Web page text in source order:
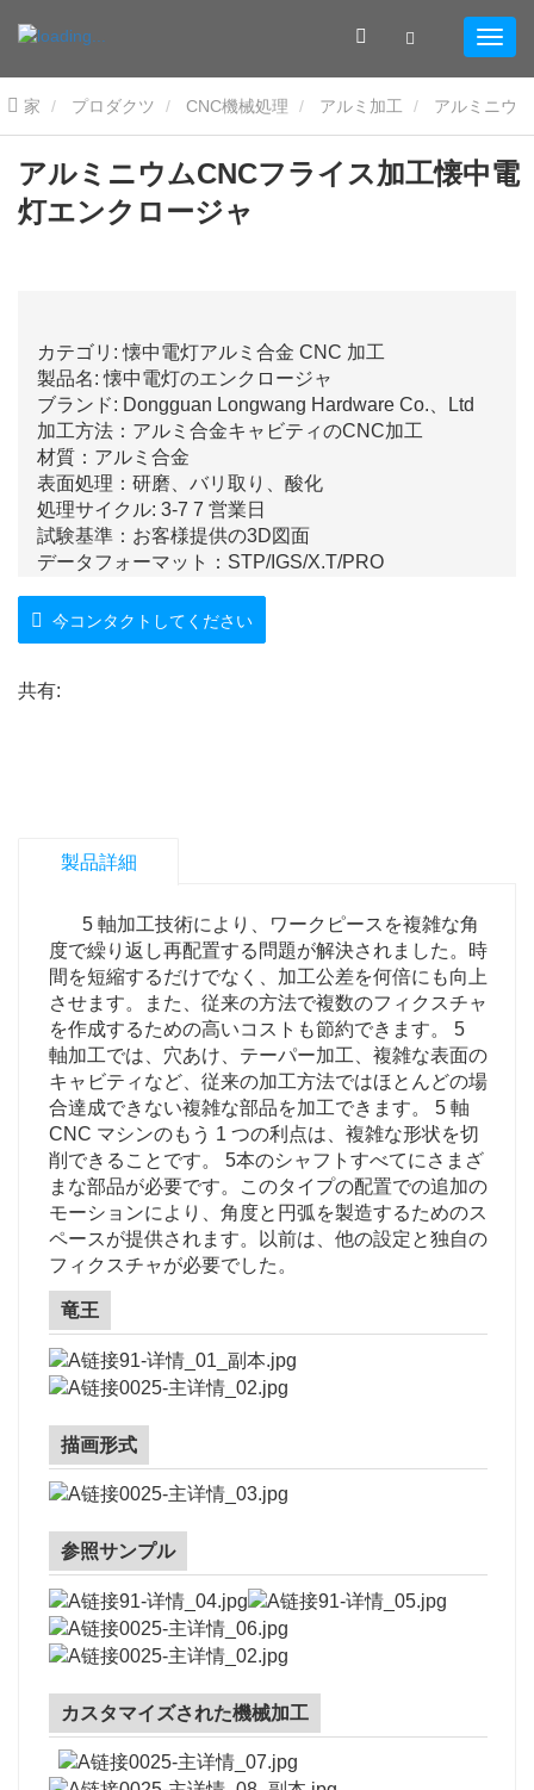
家 プロダクツ CNC機械処理 アルミ加工
ムCNCフライス加工懐中電灯エンクロージャ
アルミニウムCNCフライス加工懐中電
灯エンクロージャ
カテゴリ: 懐中電灯アルミ合金 CNC 加工
製品名: 懐中電灯のエンクロージャ
ブランド: Dongguan Longwang Hardware Co.、Ltd
加工方法：アルミ合金キャビティのCNC加工
材質：アルミ合金
表面処理：研磨、バリ取り、酸化
処理サイクル: 3-7 7 営業日
試験基準：お客様提供の3D図面
データフォーマット：STP/IGS/X.T/PRO
り。
今コンタクトしてください
共有:
製品詳細
5 軸加工技術により、ワークピースを複雑な角
度で繰り返し再配置する問題が解決されました。時
間を短縮するだけでなく、加工公差を何倍にも向上
させます。また、従来の方法で複数のフィクスチャ
を作成するための高いコストも節約できます。 5
軸加工では、穴あけ、テーパー加工、複雑な表面の
キャビティなど、従来の加工方法ではほとんどの場
合達成できない複雑な部品を加工できます。 5 軸
CNC マシンのもう 1 つの利点は、複雑な形状を切
削できることです。 5本のシャフトすべてにさまざ
まな部品が必要です。このタイプの配置での追加の
モーションにより、角度と円弧を製造するためのス
ペースが提供されます。以前は、他の設定と独自の
フィクスチャが必要でした。
竜王
描画形式
参照サンプル
カスタマイズされた機械加工